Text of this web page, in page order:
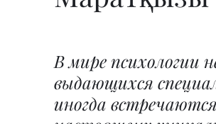
В мире психологии
выдающихся
иногда